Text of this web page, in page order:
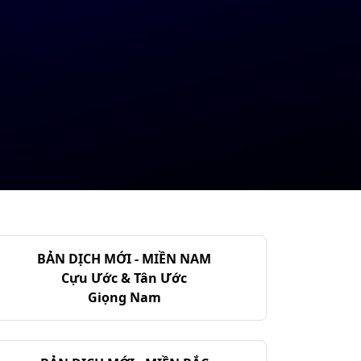
BẢN DỊCH MỚI - MIỀN NAM
Cựu Ước & Tân Ước
Giọng Nam